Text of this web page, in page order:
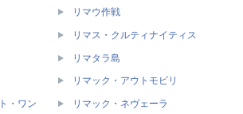
リマウ作戦
リマス・クルティナイティス
リマタラ島
リマック・アウトモビリ
・ワン リマック・ネヴェーラ